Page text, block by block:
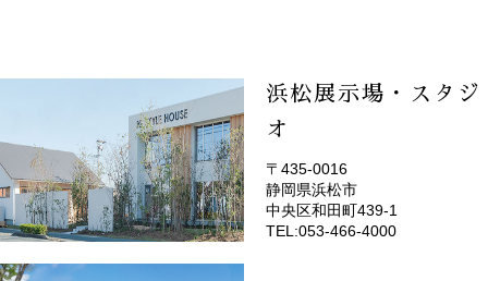
浜松展示場・スタジ
オ
(EMOTOP浜松)
〒435-0016
静岡県浜松市
中央区和田町439-1
TEL:053-466-4000